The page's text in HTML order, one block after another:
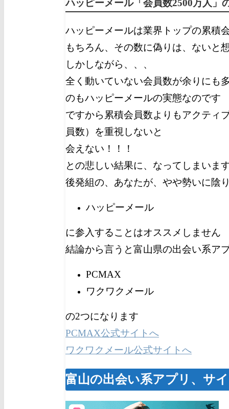
ハッピーメール「会員数2500万人」
ハッピーメールは業界トップの累積
もちろん、その数に偽りは、ないと
しかしながら、、、
全く動いていない会員数が余りにも
のもハッピーメールの実態なのです
ですから累積会員数よりもアクティ
員数）を重視しないと
会えない！！！
との悲しい結果に、なってしまいま
後発組の、あなたが、やや勢いに陰
ハッピーメール
に参入することはオススメしません
結論から言うと富山県の出会い系ア
PCMAX
ワクワクメール
の2つになります
PCMAX公式サイトへ
ワクワクメール公式サイトへ
富山の出会い系アプリ、